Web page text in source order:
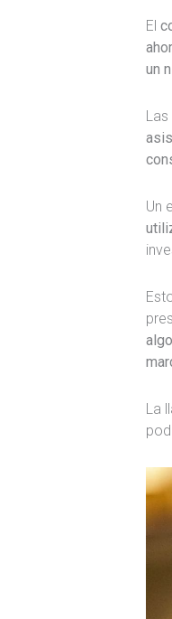
El
un
Las
Un
La